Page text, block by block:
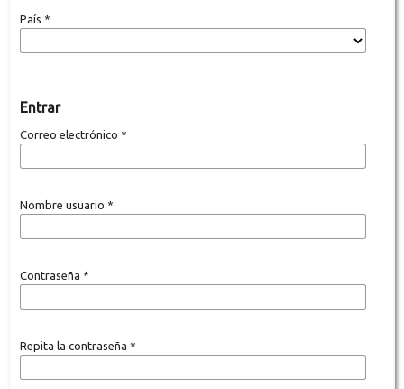
País *
Entrar
Correo electrónico *
Nombre usuario *
Contraseña *
Repita la contraseña *